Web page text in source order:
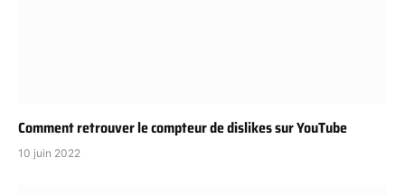
Comment retrouver le compteur de dislikes sur YouTube
10 juin 2022